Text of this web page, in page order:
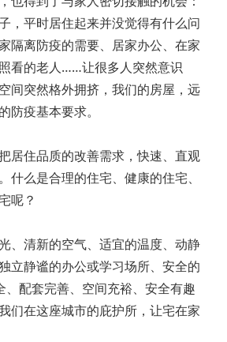
，平时居住起来并没觉得有什么问
隔离防疫的需要、居家办公、在家
看的老人……让很多人突然意识
间突然格外拥挤，我们的房屋，远
防疫基本要求。
居住品质的改善需求，快速、直观
什么是合理的住宅、健康的住宅、
呢？
、清新的空气、适宜的温度、动静
立静谧的办公或学习场所、安全的
配套完善、空间充裕、安全有趣
们在这座城市的庇护所，让宅在家